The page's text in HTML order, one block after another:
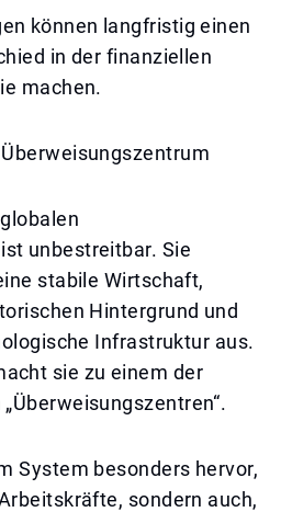
können langfristig einen
in der finanziellen
machen.
unbestreitbar. Sie
stabile Wirtschaft,
Hintergrund und
Infrastruktur aus.
sie zu einem der
System besonders hervor,
sondern auch,